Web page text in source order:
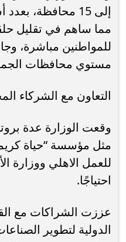
مما ساهم في تقليل
للمواطنين مباشرة،
مستوي محافظات
التعاون مع الشركاء
وقعت الوزارة عدة
مثل مؤسسة “حياة
للعمل الاهلي ووزارة
احتياجًا.
عززت الشراكات مع
الدولية لتطوير